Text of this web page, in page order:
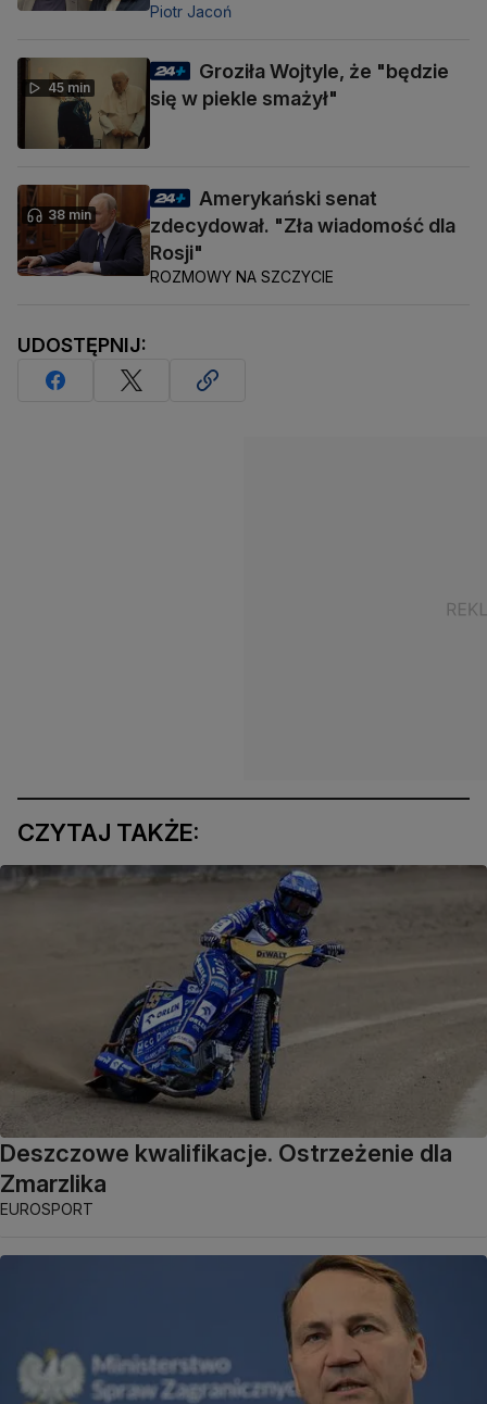
Piotr Jacoń
45 min
Groziła Wojtyle, że "będzie
się w piekle smażył"
38 min
Amerykański senat
zdecydował. "Zła wiadomość dla
Rosji"
ROZMOWY NA SZCZYCIE
UDOSTĘPNIJ:
CZYTAJ TAKŻE:
Deszczowe kwalifikacje. Ostrzeżenie dla
Zmarzlika
EUROSPORT